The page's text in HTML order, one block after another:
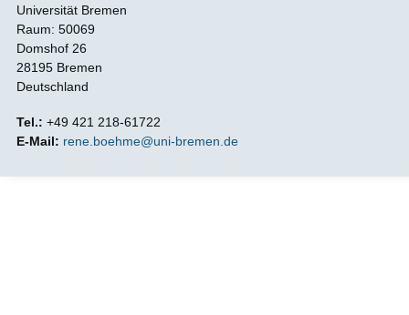
Universität Bremen
Raum: 50069
Domshof 26
28195 Bremen
Deutschland
Tel.: +49 421 218-61722
E-Mail: rene.boehme@uni-bremen.de